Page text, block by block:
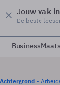
Jouw vak
De beste
Business
Achtergrond